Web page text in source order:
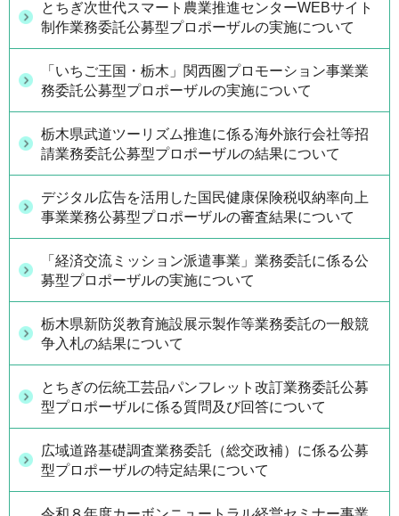
とちぎ次世代スマート農業推進センターWEBサイト
制作業務委託公募型プロポーザルの実施について
「いちご王国・栃木」関西圏プロモーション事業業
務委託公募型プロポーザルの実施について
栃木県武道ツーリズム推進に係る海外旅行会社等招
請業務委託公募型プロポーザルの結果について
デジタル広告を活用した国民健康保険税収納率向上
事業業務公募型プロポーザルの審査結果について
「経済交流ミッション派遣事業」業務委託に係る公
募型プロポーザルの実施について
栃木県新防災教育施設展示製作等業務委託の一般競
争入札の結果について
とちぎの伝統工芸品パンフレット改訂業務委託公募
型プロポーザルに係る質問及び回答について
広域道路基礎調査業務委託（総交政補）に係る公募
型プロポーザルの特定結果について